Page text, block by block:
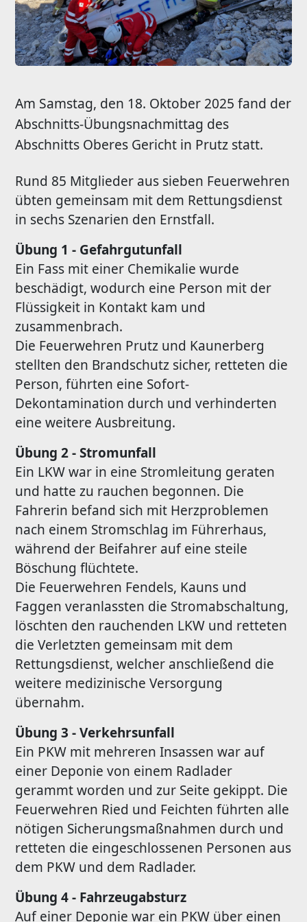
Am Samstag, den 18. Oktober 2025 fand der
Abschnitts-Übungsnachmittag des
Abschnitts Oberes Gericht in Prutz statt.
Rund 85 Mitglieder aus sieben Feuerwehren
übten gemeinsam mit dem Rettungsdienst
in sechs Szenarien den Ernstfall.
Übung 1 - Gefahrgutunfall
Ein Fass mit einer Chemikalie wurde
beschädigt, wodurch eine Person mit der
Flüssigkeit in Kontakt kam und
zusammenbrach.
Die Feuerwehren Prutz und Kaunerberg
stellten den Brandschutz sicher, retteten die
Person, führten eine Sofort-
Dekontamination durch und verhinderten
eine weitere Ausbreitung.
Übung 2 - Stromunfall
Ein LKW war in eine Stromleitung geraten
und hatte zu rauchen begonnen. Die
Fahrerin befand sich mit Herzproblemen
nach einem Stromschlag im Führerhaus,
während der Beifahrer auf eine steile
Böschung flüchtete.
Die Feuerwehren Fendels, Kauns und
Faggen veranlassten die Stromabschaltung,
löschten den rauchenden LKW und retteten
die Verletzten gemeinsam mit dem
Rettungsdienst, welcher anschließend die
weitere medizinische Versorgung
übernahm.
Übung 3 - Verkehrsunfall
Ein PKW mit mehreren Insassen war auf
einer Deponie von einem Radlader
gerammt worden und zur Seite gekippt. Die
Feuerwehren Ried und Feichten führten alle
nötigen Sicherungsmaßnahmen durch und
retteten die eingeschlossenen Personen aus
dem PKW und dem Radlader.
Übung 4 - Fahrzeugabsturz
Auf einer Deponie war ein PKW über einen